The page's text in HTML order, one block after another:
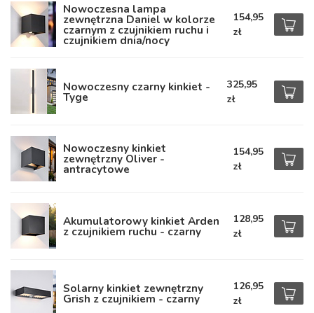
Nowoczesna lampa
zewnętrzna Daniel w kolorze
czarnym z czujnikiem ruchu i
czujnikiem dnia/nocy
154,95
zł
Nowoczesny czarny kinkiet -
Tyge
325,95
zł
Nowoczesny kinkiet
zewnętrzny Oliver -
antracytowe
154,95
zł
Akumulatorowy kinkiet Arden
z czujnikiem ruchu - czarny
128,95
zł
Solarny kinkiet zewnętrzny
Grish z czujnikiem - czarny
126,95
zł